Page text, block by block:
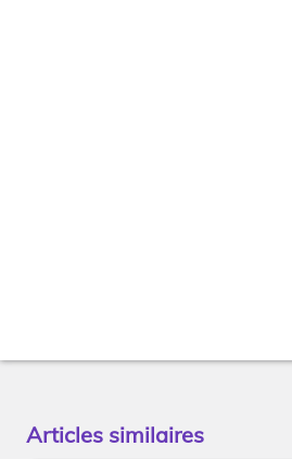
Articles similaires